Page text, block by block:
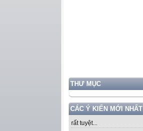
THƯ MỤC
CÁC Ý KIẾN MỚI NHẤT
rất tuyệt...